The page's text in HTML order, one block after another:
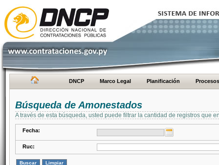
DNCP Marco Legal Planificación Procesos
Búsqueda de Amonestados
A través de esta búsqueda, usted puede filtrar la cantidad de registros que
Fecha:
Ruc: